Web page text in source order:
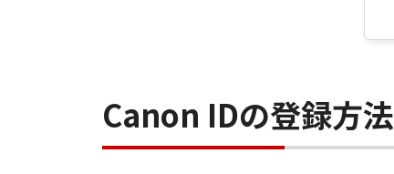
Canon IDの登録方法